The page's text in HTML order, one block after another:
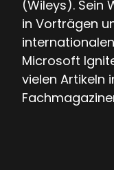
(Wileys). Sein
in Vorträgen
Microsoft
vielen Artikeln